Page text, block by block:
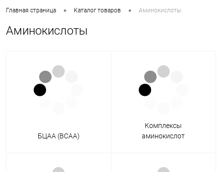
Главная страница • Каталог товаров • Аминокислоты
Аминокислоты
БЦАА (BCAA)
Комплексы
аминокислот